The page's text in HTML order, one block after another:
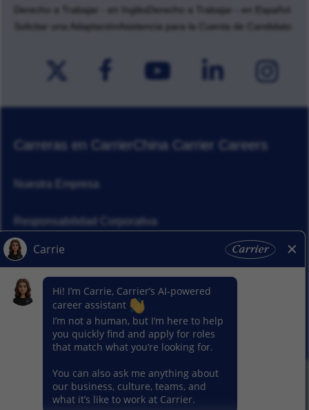
Derecho a Trabajar - en Inglés
Derecho a Trabajar - en Español
Solicitar una Adaptación
Asistencia para la Cuenta de Candidato
Carreras en Carrier China Carrier Careers
Nuestra Empresa
Responsabilidad Corporativa
Noticias
Nuestros Segmentos
© 2026 Carrier. Todos los derechos reservados.